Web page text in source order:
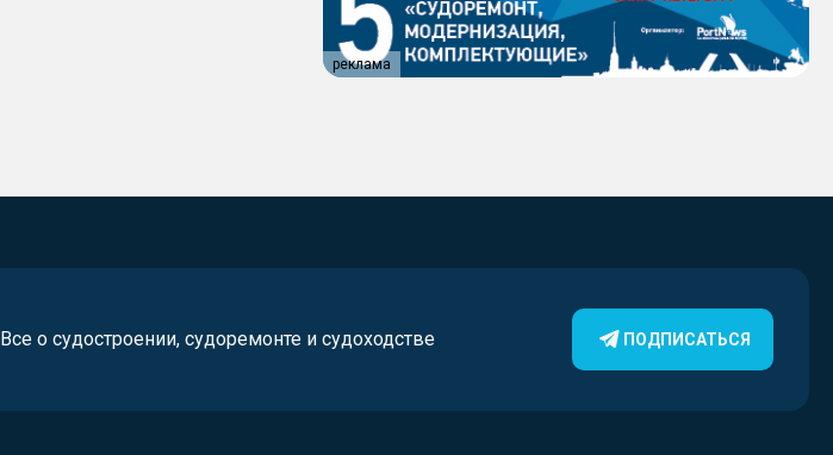
реклама
Все о судостроении, судоремонте и судоходстве ПОДПИСАТЬСЯ